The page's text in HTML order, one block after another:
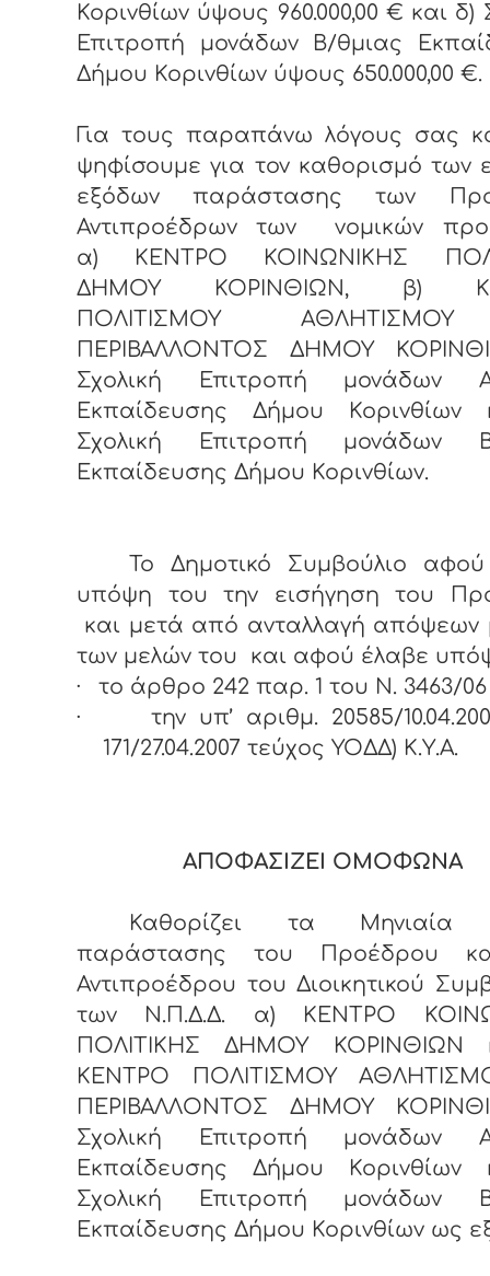
Κορινθίων ύψους 960.000,00 € και δ)
Επιτροπή μονάδων Β/θμιας
Δήμου Κορινθίων ύψους 650.000,00 €.
Για τους παραπάνω λόγους σας
ψηφίσουμε για τον καθορισμό των
εξόδων παράστασης των
Αντιπροέδρων των νομικών
α) ΚΕΝΤΡΟ ΚΟΙΝΩΝΙΚΗΣ
ΔΗΜΟΥ ΚΟΡΙΝΘΙΩΝ, β)
ΠΟΛΙΤΙΣΜΟΥ
ΠΕΡΙΒΑΛΛΟΝΤΟΣ ΔΗΜΟΥ
Σχολική Επιτροπή μονάδων
Εκπαίδευσης Δήμου Κορινθίων
Σχολική Επιτροπή μονάδων
Εκπαίδευσης Δήμου Κορινθίων.
Το Δημοτικό Συμβούλιο
υπόψη του την εισήγηση του
και μετά από ανταλλαγή απόψεων
των μελών του και αφού έλαβε
·
το άρθρο 242 παρ. 1 του Ν. 3463/06
·
την υπ’ αριθμ. 20585/
171/27.04.2007 τεύχος ΥΟΔΔ) Κ.Υ.Α.
ΑΠΟΦΑΣΙΖΕΙ ΟΜΟΦΩΝΑ
Καθορίζει τα Μηνιαία
παράστασης του Προέδρου
Αντιπροέδρου του Διοικητικού
των Ν.Π.Δ.Δ. α) ΚΕΝΤΡΟ
ΠΟΛΙΤΙΚΗΣ ΔΗΜΟΥ ΚΟΡΙΝΘΙΩΝ
ΚΕΝΤΡΟ ΠΟΛΙΤΙΣΜΟΥ
ΠΕΡΙΒΑΛΛΟΝΤΟΣ ΔΗΜΟΥ
Σχολική Επιτροπή μονάδων
Εκπαίδευσης Δήμου Κορινθίων
Σχολική Επιτροπή μονάδων
Εκπαίδευσης Δήμου Κορινθίων ως